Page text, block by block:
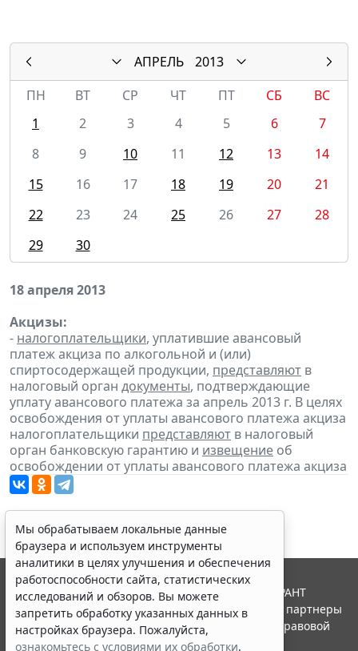
АПРЕЛЬ
2013
ПН
ВТ СР ЧТ ПТ СБ
ВС
1
2 3 4 5 6
7
8
9 10 11 12 13
14
15
16 17 18 19 20
21
22
23 24 25 26 27
28
29
30
18 апреля 2013
Акцизы:
- налогоплательщики, уплатившие авансовый
платеж акциза по алкогольной и (или)
спиртосодержащей продукции, представляют в
налоговый орган документы, подтверждающие
уплату авансового платежа за апрель 2013 г. В целях
освобождения от уплаты авансового платежа акциза
налогоплательщики представляют в налоговый
орган банковскую гарантию и извещение об
освобождении от уплаты авансового платежа акциза
Мы обрабатываем локальные данные
браузера и используем инструменты
аналитики в целях улучшения и обеспечения
работоспособности сайта, статистических
исследований и обзоров. Вы можете
запретить обработку указанных данных в
настройках браузера. Пожалуйста,
ознакомьтесь с условиями их обработки.
© ООО "НПП "ГАРАНТ-СЕРВИС", 2026. Система ГАРАНТ
выпускается с 1990 года. Компания "Гарант" и ее партнеры
являются участниками Российской ассоциации правовой
информации ГАРАНТ.